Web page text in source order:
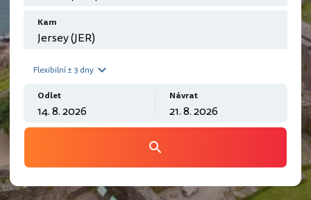
Kam
Flexibilní ± 3 dny
Odlet Návrat